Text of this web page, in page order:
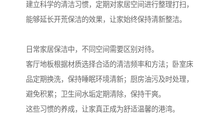
建立科学的清洁习惯，定期对家居空间进行整理打扫，
能够延长开荒保洁的效果，让家始终保持清新整洁。
日常家居保洁中，不同空间需要区别对待。
客厅地板根据材质选择合适的清洁频率和方法；卧室床
品定期换洗，保持睡眠环境清新；厨房油污及时处理，
避免积累；卫生间水垢定期清除，保持干爽。
这些习惯的养成，让家真正成为舒适温馨的港湾。